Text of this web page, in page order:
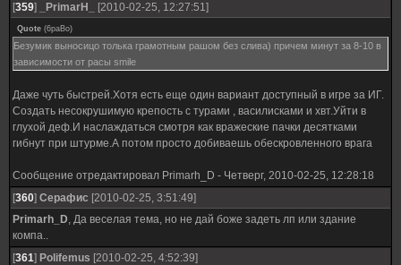
[359] _PrimarH_ [2010-02-25, 12:27:51]
Quote (6paBo)
Безумик выносицо толька грамотным рашом без слива) причем минут за 8-10 в
зависимости от расы smile
Даже чуть быстрей.Хотя есть еще один вариант доступный в игре за ИГ.
Создать несокрушимую крепость с турами , василисками и хвт.Уйти в
глухой деф.И наслаждаться смотря как вражеские пачки десятками
гибнут при штурме.А потом просто добиваешь обескровленного врага
Сообщение отредактировал Primarh_D - Четверг, 2010-02-25, 12:28:18
[360] Серафис [2010-02-25, 3:51:49]
Primarh_D, Да веселая тема, но не дай боже задеть лп или здание
компа..
[361] Polifemus [2010-02-25, 4:52:39]